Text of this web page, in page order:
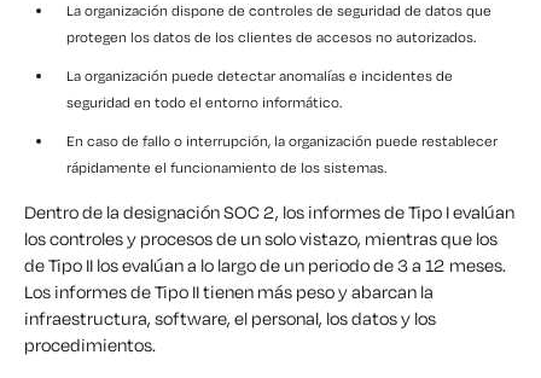
La organización dispone de controles de seguridad de datos que
protegen los datos de los clientes de accesos no autorizados.
La organización puede detectar anomalías e incidentes de
seguridad en todo el entorno informático.
En caso de fallo o interrupción, la organización puede restablecer
rápidamente el funcionamiento de los sistemas.
Dentro de la designación SOC 2, los informes de Tipo I evalúan
los controles y procesos de un solo vistazo, mientras que los
de Tipo II los evalúan a lo largo de un periodo de 3 a 12 meses.
Los informes de Tipo II tienen más peso y abarcan la
infraestructura, software, el personal, los datos y los
procedimientos.